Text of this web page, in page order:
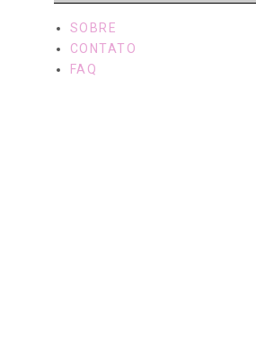
SOBRE
CONTATO
FAQ